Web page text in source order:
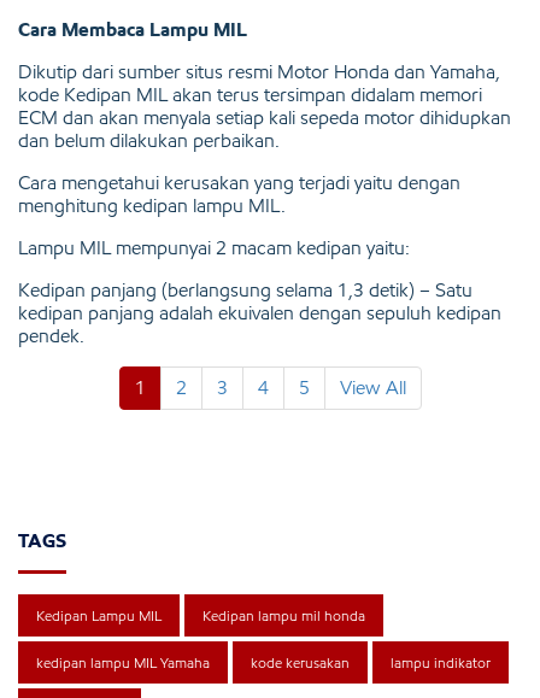
Cara Membaca Lampu MIL
Dikutip dari sumber situs resmi Motor Honda dan Yamaha,
kode Kedipan MIL akan terus tersimpan didalam memori
ECM dan akan menyala setiap kali sepeda motor dihidupkan
dan belum dilakukan perbaikan.
Cara mengetahui kerusakan yang terjadi yaitu dengan
menghitung kedipan lampu MIL.
Lampu MIL mempunyai 2 macam kedipan yaitu:
Kedipan panjang (berlangsung selama 1,3 detik) – Satu
kedipan panjang adalah ekuivalen dengan sepuluh kedipan
pendek.
1 2 3 4 5 View All
TAGS
Kedipan Lampu MIL Kedipan lampu mil honda
kedipan lampu MIL Yamaha kode kerusakan lampu indikator